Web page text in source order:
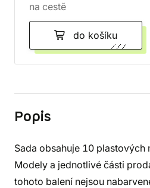
na cestě
do košíku
Popis
Sada obsahuje 10 plastových
Modely a jednotlivé části
tohoto balení nejsou